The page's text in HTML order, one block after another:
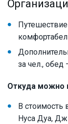
за чел.,
Откуда можно
В стоимость
Нуса Дуа,